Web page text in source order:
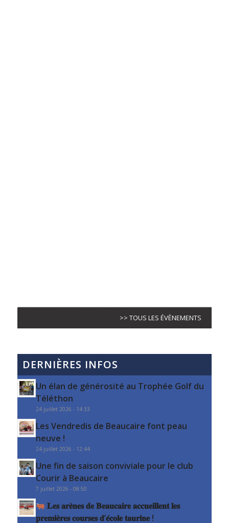
>> TOUS LES ÉVÈNEMENTS
DERNIÈRES INFOS
Un élan de générosité au Trophée Golf du
Téléthon
24 juillet 2026 - 14:33
Les Vendredis de Beaucaire font peau
neuve !
24 juillet 2026 - 12:44
Une fin de saison conviviale pour le club
Courir à Beaucaire
7 juillet 2026 - 08:50
𝐋𝐞𝐬 𝐚𝐫𝐞̀𝐧𝐞𝐬 𝐝𝐞 𝐁𝐞𝐚𝐮𝐜𝐚𝐢𝐫𝐞 𝐚𝐜𝐜𝐮𝐞𝐢𝐥𝐥𝐞𝐧𝐭 𝐥𝐞𝐬
𝐩𝐫𝐞𝐦𝐢𝐞̀𝐫𝐞𝐬 𝐜𝐨𝐮𝐫𝐬𝐞𝐬 𝐝’𝐞́𝐜𝐨𝐥𝐞 𝐭𝐚𝐮𝐫𝐢𝐧𝐞 !